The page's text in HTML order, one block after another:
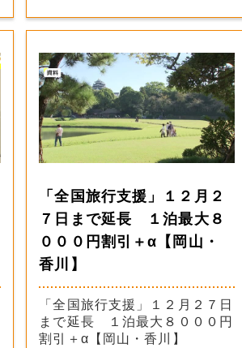
「全国旅行支援」１２月２
７日まで延長 １泊最大８
０００円割引＋α【岡山・
香川】
「全国旅行支援」１２月２７日
まで延長 １泊最大８０００円
割引＋α【岡山・香川】